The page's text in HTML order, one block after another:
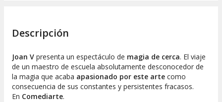
Descripción
Joan V presenta un espectáculo de magia de cerca. El viaje
de un maestro de escuela absolutamente desconocedor de
la magia que acaba apasionado por este arte como
consecuencia de sus constantes y persistentes fracasos.
En Comediarte.